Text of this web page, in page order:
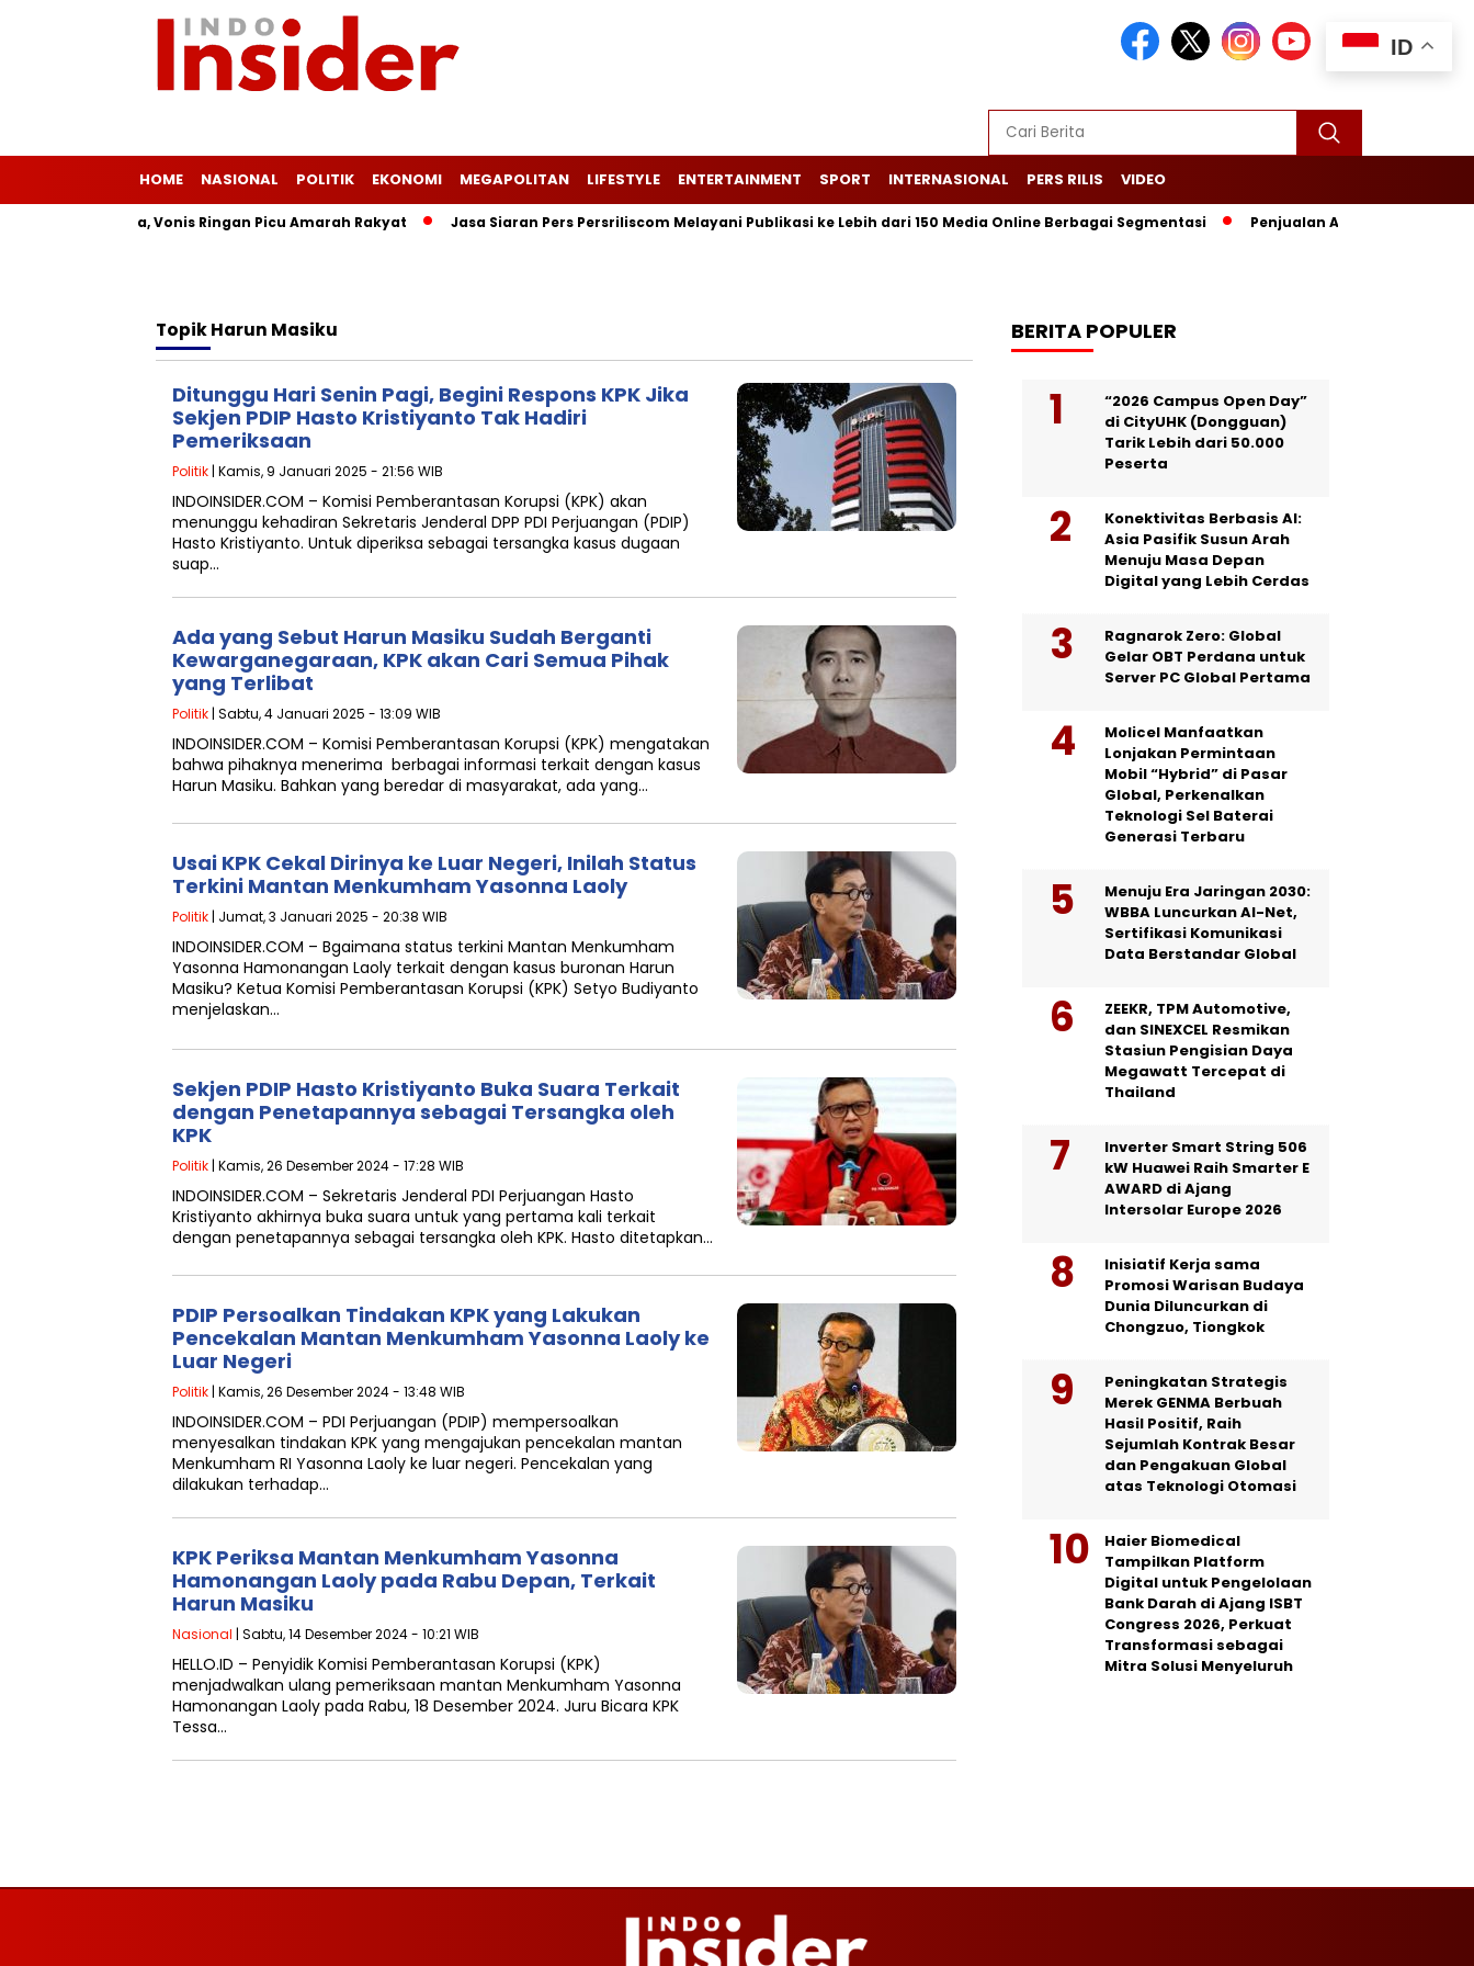
HOME NASIONAL POLITIK EKONOMI MEGAPOLITAN LIFESTYLE ENTERTAINMENT SPORT INTERNASIONAL PERS RILIS VIDEO
Merajalela, Vonis Ringan Picu Amarah Rakyat Jasa Siaran Pers Persriliscom Melayani Publikasi ke Lebih dari 150 Media Online Berbagai Segmentasi Penjualan Anjlok, Coca Cola
TopikHarun Masiku
Ditunggu Hari Senin Pagi, Begini Respons KPK Jika
Sekjen PDIP Hasto Kristiyanto Tak Hadiri
Pemeriksaan
Politik | Kamis, 9 Januari 2025 - 21:56 WIB
INDOINSIDER.COM – Komisi Pemberantasan Korupsi (KPK) akan
menunggu kehadiran Sekretaris Jenderal DPP PDI Perjuangan (PDIP)
Hasto Kristiyanto. Untuk diperiksa sebagai tersangka kasus dugaan
suap…
Ada yang Sebut Harun Masiku Sudah Berganti
Kewarganegaraan, KPK akan Cari Semua Pihak
yang Terlibat
Politik | Sabtu, 4 Januari 2025 - 13:09 WIB
INDOINSIDER.COM – Komisi Pemberantasan Korupsi (KPK) mengatakan
bahwa pihaknya menerima berbagai informasi terkait dengan kasus
Harun Masiku. Bahkan yang beredar di masyarakat, ada yang…
Usai KPK Cekal Dirinya ke Luar Negeri, Inilah Status
Terkini Mantan Menkumham Yasonna Laoly
Politik | Jumat, 3 Januari 2025 - 20:38 WIB
INDOINSIDER.COM – Bgaimana status terkini Mantan Menkumham
Yasonna Hamonangan Laoly terkait dengan kasus buronan Harun
Masiku? Ketua Komisi Pemberantasan Korupsi (KPK) Setyo Budiyanto
menjelaskan…
Sekjen PDIP Hasto Kristiyanto Buka Suara Terkait
dengan Penetapannya sebagai Tersangka oleh
KPK
Politik | Kamis, 26 Desember 2024 - 17:28 WIB
INDOINSIDER.COM – Sekretaris Jenderal PDI Perjuangan Hasto
Kristiyanto akhirnya buka suara untuk yang pertama kali terkait
dengan penetapannya sebagai tersangka oleh KPK. Hasto ditetapkan…
PDIP Persoalkan Tindakan KPK yang Lakukan
Pencekalan Mantan Menkumham Yasonna Laoly ke
Luar Negeri
Politik | Kamis, 26 Desember 2024 - 13:48 WIB
INDOINSIDER.COM – PDI Perjuangan (PDIP) mempersoalkan
menyesalkan tindakan KPK yang mengajukan pencekalan mantan
Menkumham RI Yasonna Laoly ke luar negeri. Pencekalan yang
dilakukan terhadap…
KPK Periksa Mantan Menkumham Yasonna
Hamonangan Laoly pada Rabu Depan, Terkait
Harun Masiku
Nasional | Sabtu, 14 Desember 2024 - 10:21 WIB
HELLO.ID – Penyidik Komisi Pemberantasan Korupsi (KPK)
menjadwalkan ulang pemeriksaan mantan Menkumham Yasonna
Hamonangan Laoly pada Rabu, 18 Desember 2024. Juru Bicara KPK
Tessa…
BERITA POPULER
“2026 Campus Open Day”
di CityUHK (Dongguan)
Tarik Lebih dari 50.000
Peserta
Konektivitas Berbasis AI:
Asia Pasifik Susun Arah
Menuju Masa Depan
Digital yang Lebih Cerdas
Ragnarok Zero: Global
Gelar OBT Perdana untuk
Server PC Global Pertama
Molicel Manfaatkan
Lonjakan Permintaan
Mobil “Hybrid” di Pasar
Global, Perkenalkan
Teknologi Sel Baterai
Generasi Terbaru
Menuju Era Jaringan 2030:
WBBA Luncurkan AI-Net,
Sertifikasi Komunikasi
Data Berstandar Global
ZEEKR, TPM Automotive,
dan SINEXCEL Resmikan
Stasiun Pengisian Daya
Megawatt Tercepat di
Thailand
Inverter Smart String 506
kW Huawei Raih Smarter E
AWARD di Ajang
Intersolar Europe 2026
Inisiatif Kerja sama
Promosi Warisan Budaya
Dunia Diluncurkan di
Chongzuo, Tiongkok
Peningkatan Strategis
Merek GENMA Berbuah
Hasil Positif, Raih
Sejumlah Kontrak Besar
dan Pengakuan Global
atas Teknologi Otomasi
Haier Biomedical
Tampilkan Platform
Digital untuk Pengelolaan
Bank Darah di Ajang ISBT
Congress 2026, Perkuat
Transformasi sebagai
Mitra Solusi Menyeluruh
ID